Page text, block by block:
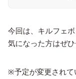
今回は、キルフェ
気になった方はぜ
※予定が変更されて